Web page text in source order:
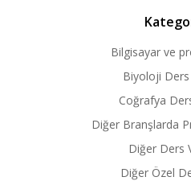
Bilgisayar ve
Biyoloji Ders
Coğrafya
Diğer Branşlarda
Diğer Ders
Diğer Özel